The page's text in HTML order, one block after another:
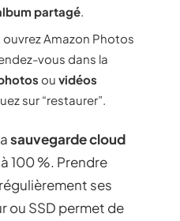
partagé.
Amazon Photos
vous dans la
ou vidéos
sur “restaurer”.
sauvegarde cloud
100 %. Prendre
ses
ou SSD permet de